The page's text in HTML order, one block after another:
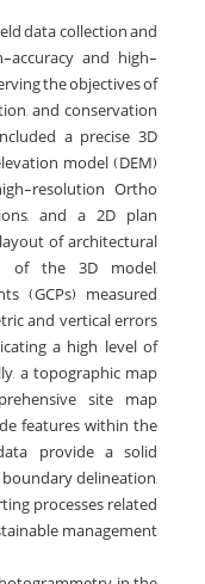
data collection and
accuracy and high-
the objectives of
and conservation
a precise 3D
model (DEM)
resolution Ortho
and a 2D plan
of architectural
of the 3D model,
(GCPs) measured
and vertical errors
a high level of
a topographic map
site map
features within the
provide a solid
delineation,
processes related
management